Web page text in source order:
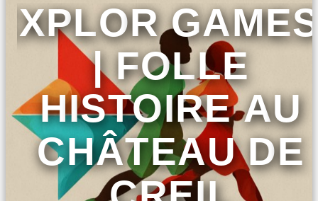
| FOLLE
HISTOIRE AU
CHÂTEAU DE